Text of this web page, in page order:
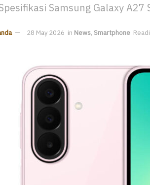
Samsung Galaxy
28 May 2026 in News, Smartphone